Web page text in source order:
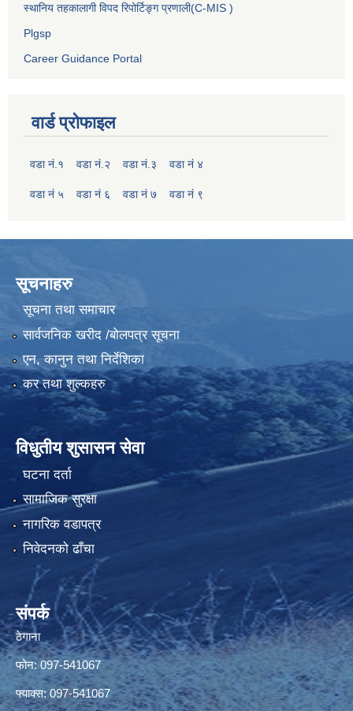
स्थानिय तहकालागी विपद रिपोर्टिङ्ग प्रणाली(C-MIS )
Plgsp
Career Guidance Portal
वार्ड प्रोफाइल
वडा नं.१ वडा नं.२ वडा नं.३ वडा नं ४
वडा नं ५ वडा नं ६ वडा नं ७ वडा नं ९
सूचनाहरु
सूचना तथा समाचार
सार्वजनिक खरीद /बोलपत्र सूचना
एन, कानुन तथा निर्देशिका
कर तथा शुल्कहरु
विधुतीय शुसासन सेवा
घटना दर्ता
सामाजिक सुरक्षा
नागरिक वडापत्र
निवेदनको ढाँचा
संपर्क
ठेगाना
फोन: 097-541067
फ्याक्स: 097-541067